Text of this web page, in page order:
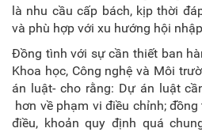
là nhu cầu cấp bách, kịp thời
và phù hợp với xu hướng hội
Đồng tình với sự cần thiết ban
Khoa học, Công nghệ và Môi
án luật- cho rằng: Dự án luật
hơn về phạm vi điều chỉnh;
điều, khoản quy định quá